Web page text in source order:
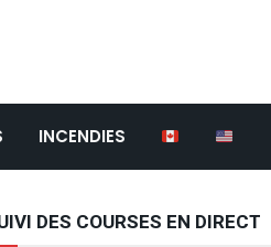
INCENDIES
DES COURSES EN DIRECT